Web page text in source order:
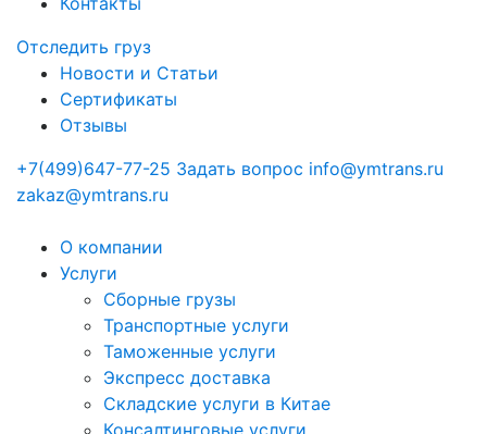
Отследить груз
Новости и Статьи
Сертификаты
Отзывы
+7(499)647-77-25 Задать вопрос info@ymtrans.ru
zakaz@ymtrans.ru
О компании
Услуги
Сборные грузы
Транспортные услуги
Таможенные услуги
Экспресс доставка
Cкладские услуги в Китае
Консалтинговые услуги